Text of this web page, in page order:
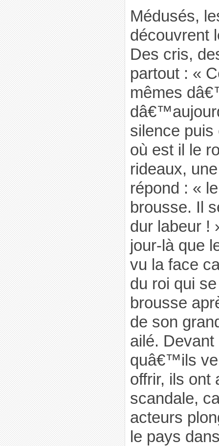
Médusés,
découvrent
Des cris,
partout : «
mêmes
silence
où est il le
rideaux,
répond : «
brousse. Il
dur labeur
jour-là que
vu la face
du roi qui
brousse
de son
ailé.
quâ€™ils
offrir, ils ont
scandale,
acteurs
le pays